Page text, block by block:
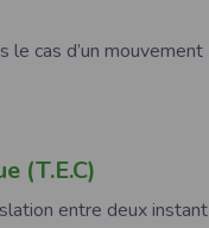
le cas d’un mouvement
(T.E.C)
entre deux instant